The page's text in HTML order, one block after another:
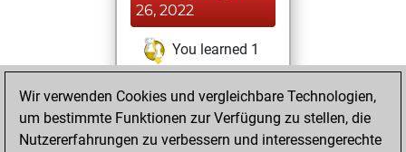
26, 2022
You learned 1
positionsMyMoves
Sonntag,
Oktober 31, 2021
Wir verwenden Cookies und vergleichbare Technologien,
um bestimmte Funktionen zur Verfügung zu stellen, die
Nutzererfahrungen zu verbessern und interessengerechte